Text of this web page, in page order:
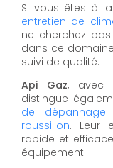
Si vous êtes à
entretien de
ne cherchez
dans ce
suivi de qualité.
Api Gaz, avec
distingue
de
roussillon. Leur
rapide et
équipement.